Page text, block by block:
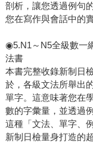
剖析，讓您透過例句
您在寫作與會話中的
◉5.N1～N5全級數一
法書
本書完整收錄新制日
於，各級文法所舉出
單字。這意味著您在
數的字彙量，並透過
這種「文法、單字、
新制日檢量身打造的